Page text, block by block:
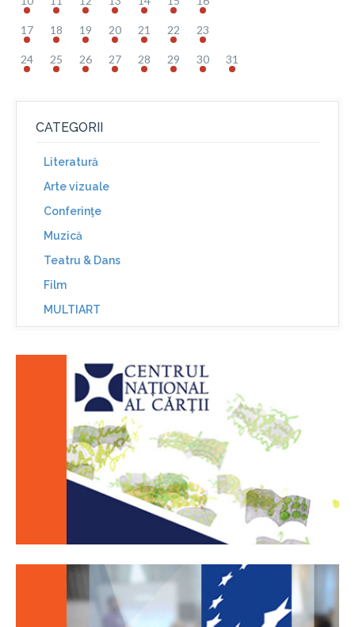
17 18 19 20 21 22 23
24 25 26 27 28 29 30 31
CATEGORII
Literatură
Arte vizuale
Conferinţe
Muzică
Teatru & Dans
Film
MULTIART